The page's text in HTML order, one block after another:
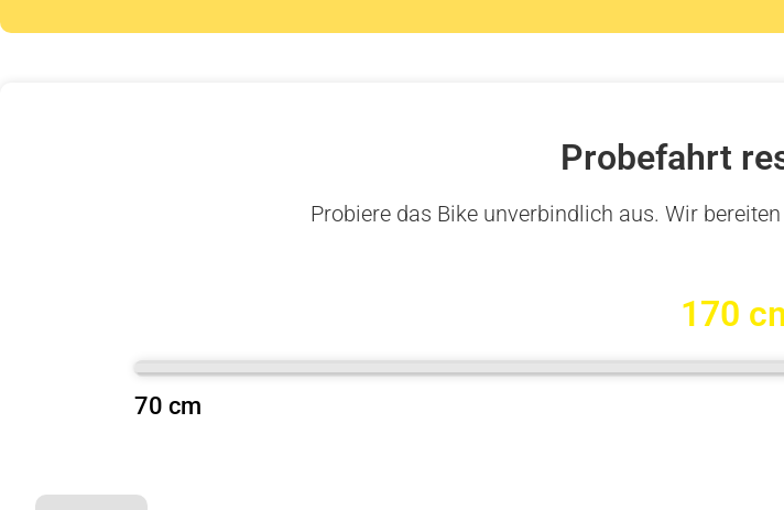
Probefahrt
Probiere das Bike unverbindlich aus. Wir
170
70 cm